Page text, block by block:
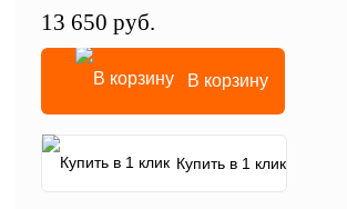
13 650 руб.
В корзину
Купить в 1 клик